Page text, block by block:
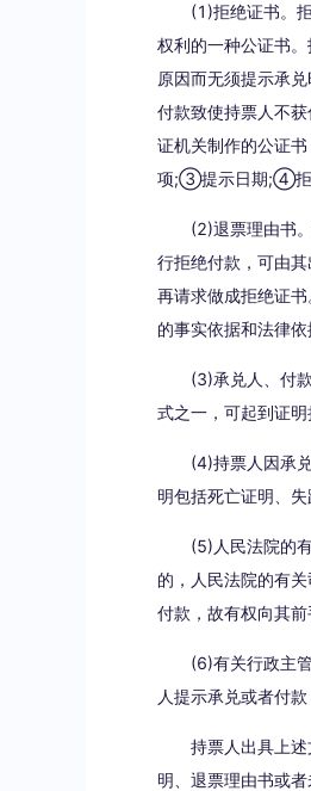
(1)拒绝证书。
权利的一种公证书
原因而无须提示承
付款致使持票人不
证机关制作的公证
项;③提示日期;④拒
(2)退票理由书
行拒绝付款，可由
再请求做成拒绝证
的事实依据和法律
(3)承兑人、付
式之一，可起到证
(4)持票人因承
明包括死亡证明、
(5)人民法院的
的，人民法院的有
付款，故有权向其前
(6)有关行政主
人提示承兑或者付
持票人出具上
明、退票理由书或